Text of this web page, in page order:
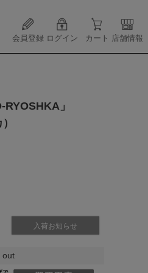
会員登録 ログイン カート 店舗情報
」
入荷お知らせ
out